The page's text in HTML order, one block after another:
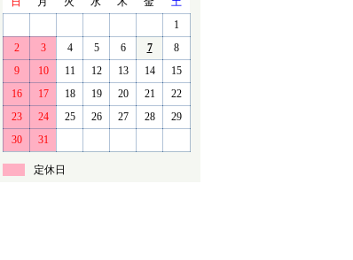
1
2
3 4 5 6 7
8
9
10 11 12 13 14
15
16
17 18 19 20 21
22
23
24 25 26 27 28
29
30
31
定休日